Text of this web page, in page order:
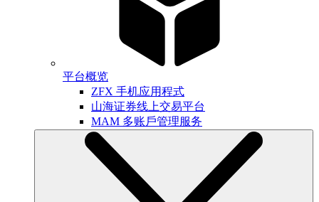
平台概览
ZFX 手机应用程式
山海证券线上交易平台
MAM 多账戶管理服务